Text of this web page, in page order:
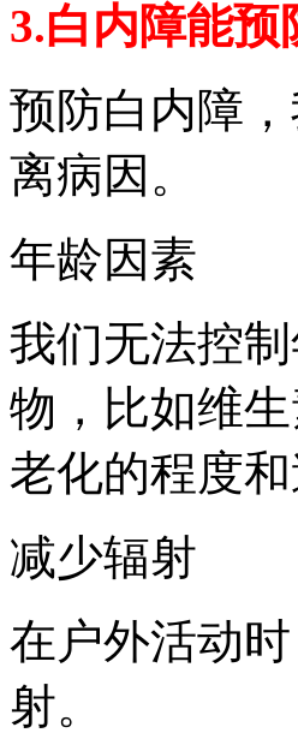
3.白内障能预
预防白内障
离病因。
年龄因素
我们无法控
物，比如维
老化的程度
减少辐射
在户外活动
射。